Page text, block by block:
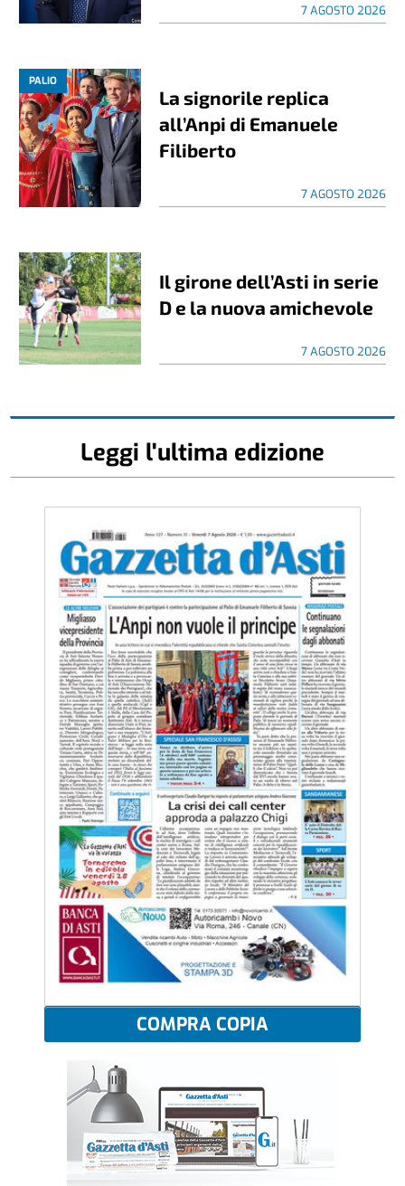
7 AGOSTO 2026
PALIO
La signorile replica
all’Anpi di Emanuele
Filiberto
7 AGOSTO 2026
Il girone dell’Asti in serie
D e la nuova amichevole
7 AGOSTO 2026
Leggi l'ultima edizione
COMPRA COPIA